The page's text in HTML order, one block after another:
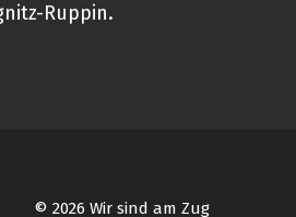
Ruppin.
© 2026 Wir sind am Zug